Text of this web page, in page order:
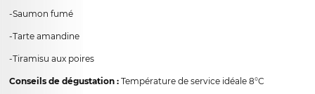
-Saumon fumé
-Tarte amandine
-Tiramisu aux poires
Conseils de dégustation :Température de service idéale 8°C